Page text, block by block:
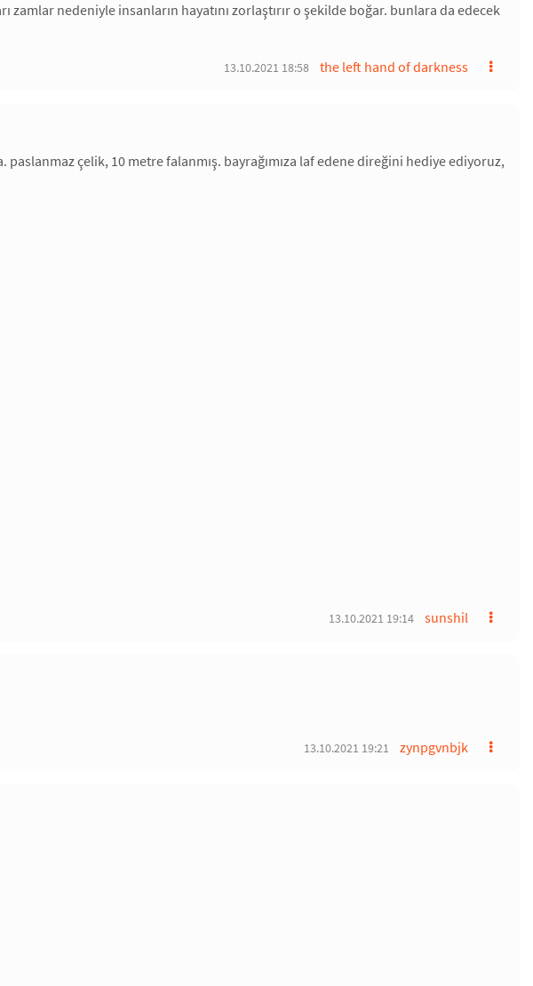
nedeniyle insanların hayatını zorlaştırır o şekilde boğar. bunlara da edecek
the left hand of darkness
13.10.2021 18:58
çelik, 10 metre falanmış. bayrağımıza laf edene direğini hediye ediyoruz,
sunshil
13.10.2021 19:14
zynpgvnbjk
13.10.2021 19:21